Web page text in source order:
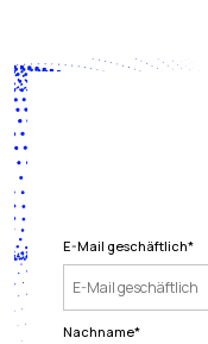
E-Mail geschäftlich*
Nachname*